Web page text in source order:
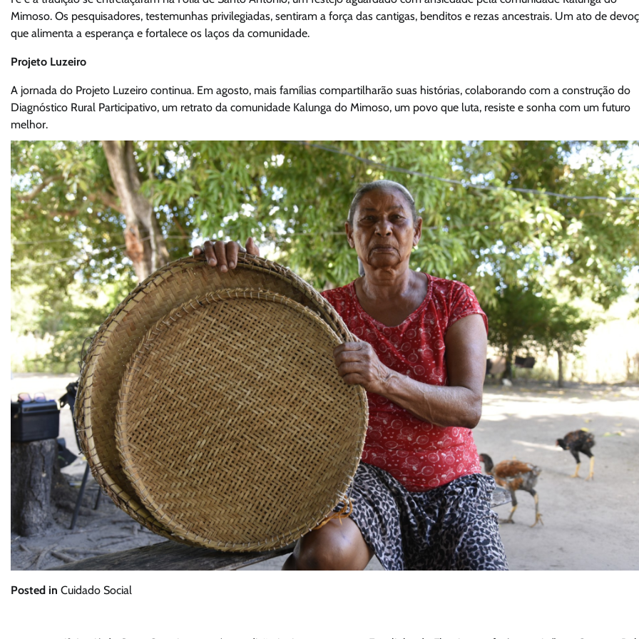
Mimoso. Os pesquisadores, testemunhas privilegiadas, sentiram a força das cantigas, benditos e rezas ancestrais. Um ato de
que alimenta a esperança e fortalece os laços da comunidade.
Projeto Luzeiro
A jornada do Projeto Luzeiro continua. Em agosto, mais famílias compartilharão suas histórias, colaborando com a construção do
Diagnóstico Rural Participativo, um retrato da comunidade Kalunga do Mimoso, um povo que luta, resiste e sonha com um futuro
melhor.
Posted in Cuidado Social